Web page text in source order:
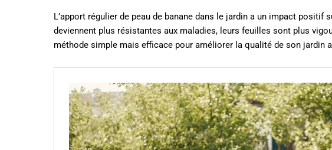
L’apport régulier de peau de banane dans le jardin a un impact positif
deviennent plus résistantes aux maladies, leurs feuilles sont plus
méthode simple mais efficace pour améliorer la qualité de son jardin